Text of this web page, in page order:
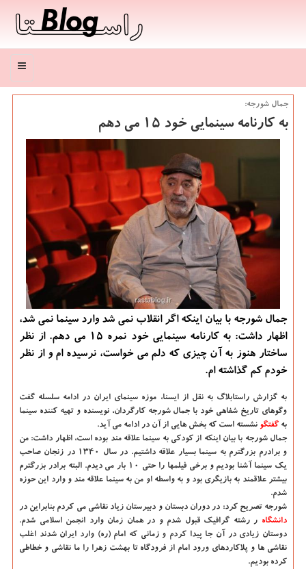
منو
جمال شورجه:
به كارنامه سینمایی خود ۱۵ می دهم
جمال شورجه با بیان اینکه اگر انقلاب نمی شد وارد سینما نمی شد،
اظهار داشت: به کارنامه سینمایی خود نمره ۱۵ می دهم. از نظر
ساختار هنوز به آن چیزی که دلم می خواست، نرسیده ام و از نظر
خودم کم گذاشته ام.
به گزارش راستابلاگ به نقل از ایسنا، موزه سینمای ایران در ادامه سلسله گفت
وگوهای تاریخ شفاهی خود با جمال شورجه کارگردان، نویسنده و تهیه کننده سینما
به گفتگو نشسته است که بخش هایی از آن در ادامه می آید.
جمال شورجه با بیان اینکه از کودکی به سینما علاقه مند بوده است، اظهار داشت: من
و برادرم بزرگترم به سینما بسیار علاقه داشتیم. در سال ۱۳۴۰ در زنجان صاحب
یک سینما آشنا بودیم و برخی فیلمها را حتی ۱۰ بار می دیدم. البته برادر بزرگترم
بیشتر علاقمند به بازیگری بود و به واسطه او من به سینما علاقه مند و وارد این حوزه
شدم.
شورجه تصریح کرد: در دوران دبستان و دبیرستان زیاد نقاشی می کردم بنابراین در
دانشگاه‌ ر رشته گرافیک قبول شدم و در همان زمان وارد انجمن اسلامی شدم.
دوستان زیادی در آن جا پیدا کردم و زمانی که امام (ره) وارد ایران شدند اغلب
نقاشی ها و پلاکاردهای ورود امام از فرودگاه تا بهشت زهرا را ما نقاشی و خطاطی
کرده بودیم.